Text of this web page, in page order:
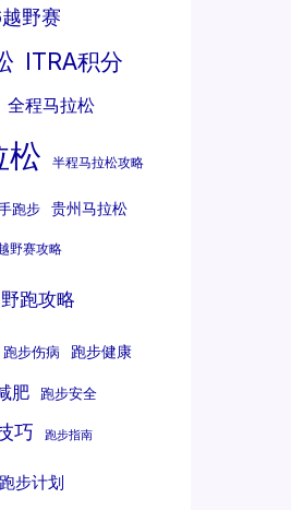
野赛
ITRA积分
全程马拉松
松 半程马拉松攻略
跑步 贵州马拉松
野赛攻略
跑攻略
跑步伤病 跑步健康
肥 跑步安全
巧 跑步指南
跑步计划